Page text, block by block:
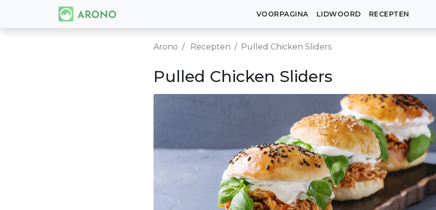
VOORPAGINA LIDWOORD RECEPTEN
Arono Recepten Pulled Chicken Sliders
Pulled Chicken Sliders